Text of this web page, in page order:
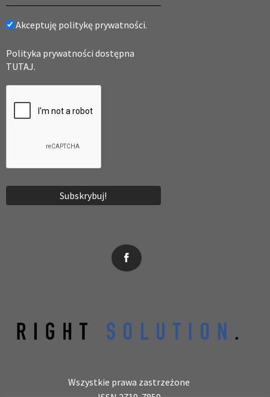
Akceptuję politykę prywatności.
Polityka prywatności dostępna
TUTAJ.
Wszystkie prawa zastrzeżone